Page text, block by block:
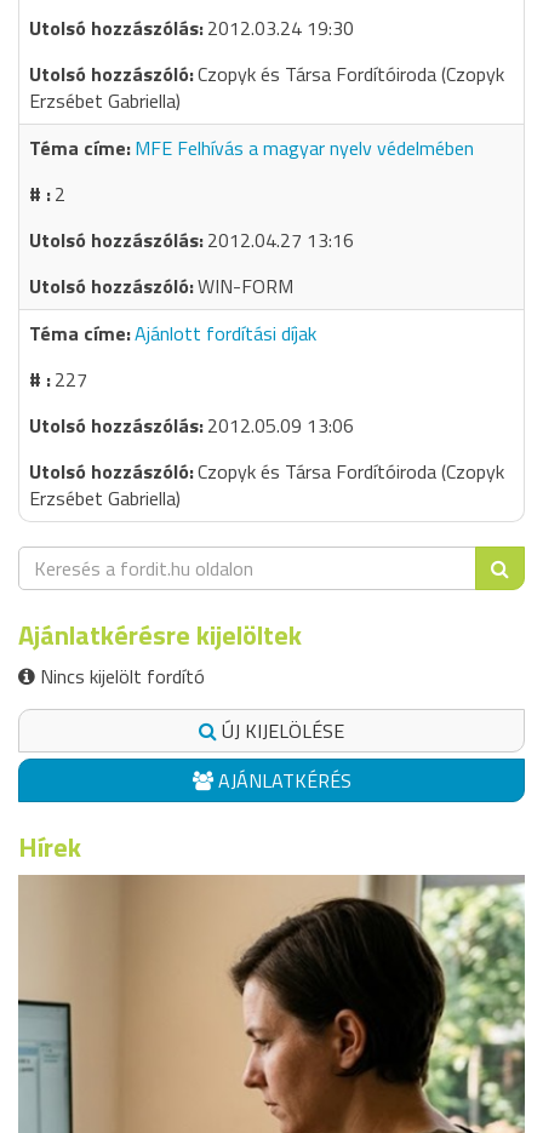
2012.03.24 19:30
Czopyk és Társa Fordítóiroda (Czopyk
Erzsébet Gabriella)
MFE Felhívás a magyar nyelv védelmében
2
2012.04.27 13:16
WIN-FORM
Ajánlott fordítási díjak
227
2012.05.09 13:06
Czopyk és Társa Fordítóiroda (Czopyk
Erzsébet Gabriella)
Ajánlatkérésre kijelöltek
Nincs kijelölt fordító
ÚJ KIJELÖLÉSE
AJÁNLATKÉRÉS
Hírek